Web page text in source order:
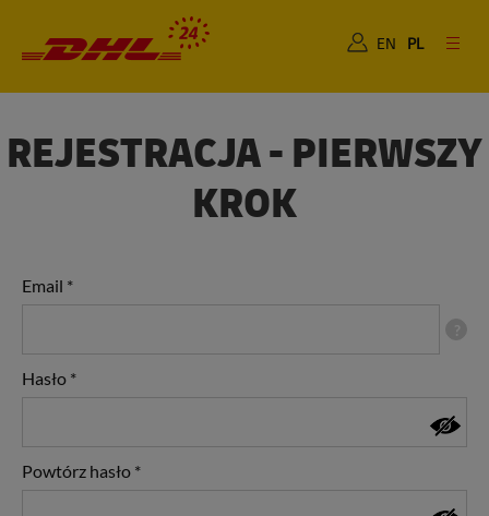
EN PL
REJESTRACJA - PIERWSZY
KROK
Email *
Hasło *
Powtórz hasło *